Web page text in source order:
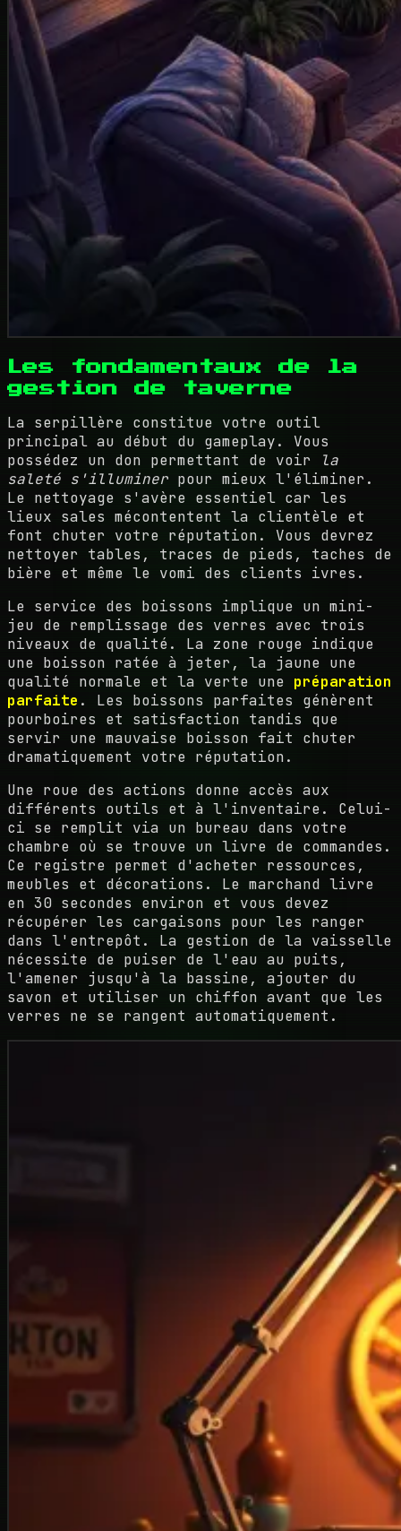
Les fondamentaux de la
gestion de taverne
La serpillère constitue votre outil
principal au début du gameplay. Vous
possédez un don permettant de voir
la
saleté s'illuminer pour mieux l'éliminer.
Le nettoyage s'avère essentiel car les
lieux sales mécontentent la clientèle et
font chuter votre réputation. Vous devrez
nettoyer tables, traces de pieds, taches de
bière et même le vomi des clients ivres.
Le service des boissons implique un mini-
jeu de remplissage des verres avec trois
niveaux de qualité. La zone rouge indique
une boisson ratée à jeter, la jaune une
qualité normale et la verte une préparation
parfaite . Les boissons parfaites génèrent
pourboires et satisfaction tandis que
servir une mauvaise boisson fait chuter
dramatiquement votre réputation.
Une roue des actions donne accès aux
différents outils et à l'inventaire. Celui-
ci se remplit via un bureau dans votre
chambre où se trouve un livre de commandes.
Ce registre permet d'acheter ressources,
meubles et décorations. Le marchand livre
en 30 secondes environ et vous devez
récupérer les cargaisons pour les ranger
dans l'entrepôt. La gestion de la vaisselle
nécessite de puiser de l'eau au puits,
l'amener jusqu'à la bassine, ajouter du
savon et utiliser un chiffon avant que les
verres ne se rangent automatiquement.